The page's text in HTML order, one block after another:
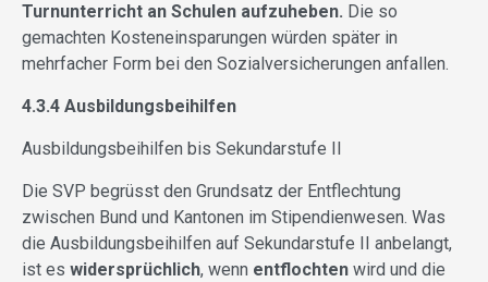
Turnunterricht an Schulen aufzuheben. Die so
gemachten Kosteneinsparungen würden später in
mehrfacher Form bei den Sozialversicherungen anfallen.
4.3.4 Ausbildungsbeihilfen
Ausbildungsbeihilfen bis Sekundarstufe II
Die SVP begrüsst den Grundsatz der Entflechtung
zwischen Bund und Kantonen im Stipendienwesen. Was
die Ausbildungsbeihilfen auf Sekundarstufe II anbelangt,
ist es widersprüchlich, wenn entflochten wird und die